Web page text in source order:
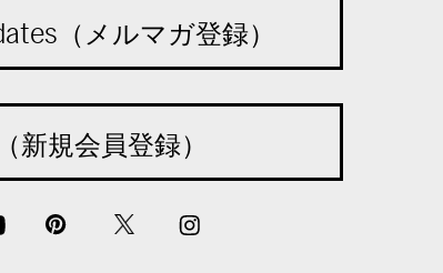
（メルマガ登録）
新規会員登録）